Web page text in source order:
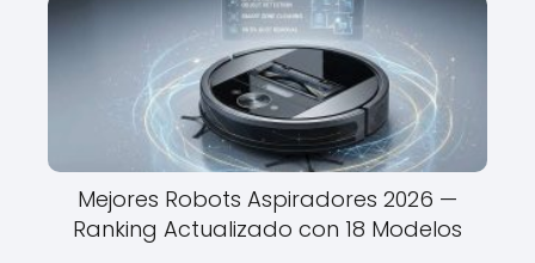
Mejores Robots Aspiradores 2026 —
Ranking Actualizado con 18 Modelos